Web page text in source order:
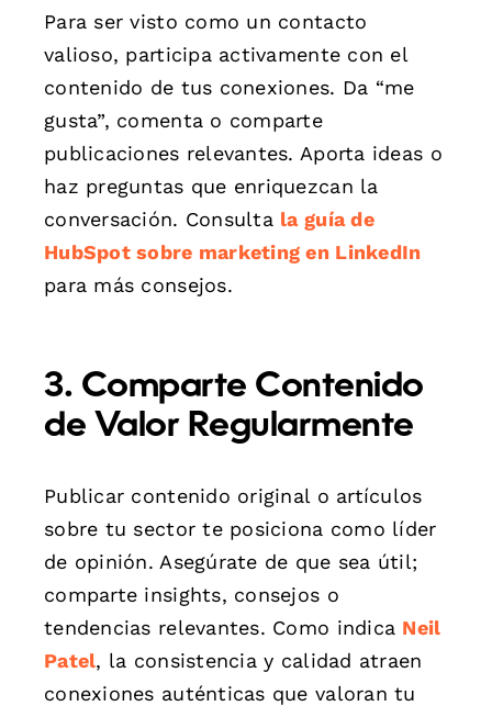
Para ser visto como un contacto
valioso, participa activamente con el
contenido de tus conexiones. Da “me
gusta”, comenta o comparte
publicaciones relevantes. Aporta ideas o
haz preguntas que enriquezcan la
conversación. Consulta la guía de
HubSpot sobre marketing en LinkedIn
para más consejos.
3. Comparte Contenido
de Valor Regularmente
Publicar contenido original o artículos
sobre tu sector te posiciona como líder
de opinión. Asegúrate de que sea útil;
comparte insights, consejos o
tendencias relevantes. Como indica Neil
Patel, la consistencia y calidad atraen
conexiones auténticas que valoran tu